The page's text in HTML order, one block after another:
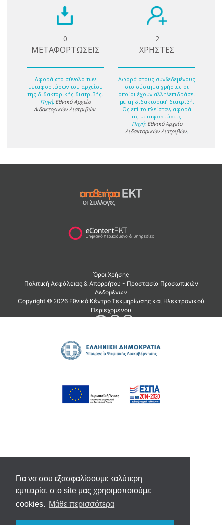
Για να σου εξασφαλίσουμε καλύτερη
εμπειρία, στο site μας χρησιμοποιούμε
cookies. Μάθε περισσότερα
0
ΜΕΤΑΦΟΡΤΩΣΕΙΣ
Αφορά στο σύνολο των
μεταφορτώσων του αρχείου
της διδακτορικής διατριβής.
Πηγή: Εθνικό Αρχείο
Διδακτορικών Διατριβών.
2
ΧΡΗΣΤΕΣ
Αφορά στους συνδεδεμένους
στο σύστημα χρήστες οι
οποίοι έχουν αλληλεπιδράσει
με τη διδακτορική διατριβή.
Ως επί το πλείστον, αφορά
τις μεταφορτώσεις.
Πηγή: Εθνικό Αρχείο
Διδακτορικών Διατριβών.